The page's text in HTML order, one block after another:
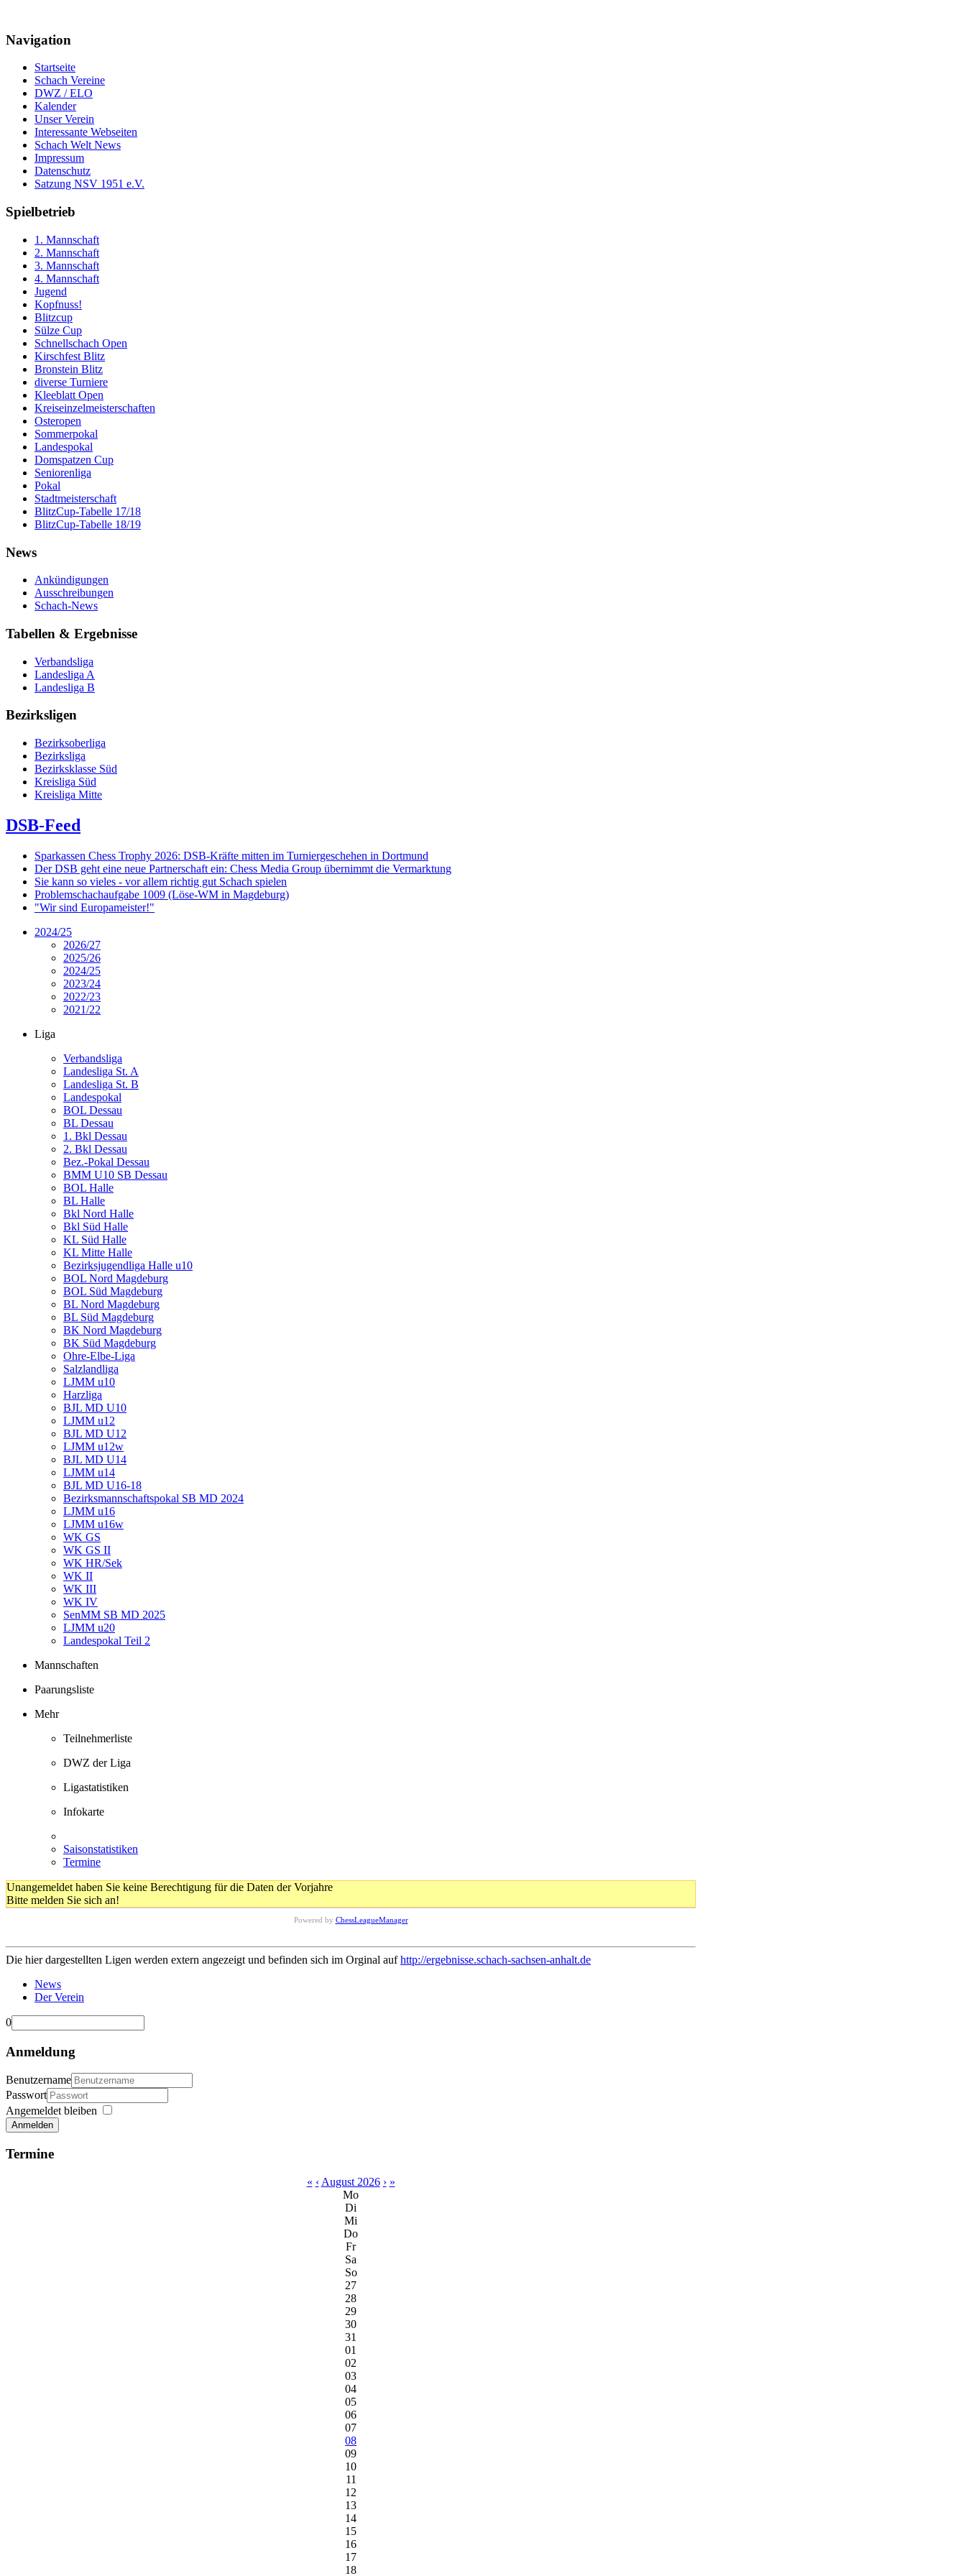
Navigation
Startseite
Schach Vereine
DWZ / ELO
Kalender
Unser Verein
Interessante Webseiten
Schach Welt News
Impressum
Datenschutz
Satzung NSV 1951 e.V.
Spielbetrieb
1. Mannschaft
2. Mannschaft
3. Mannschaft
4. Mannschaft
Jugend
Kopfnuss!
Blitzcup
Sülze Cup
Schnellschach Open
Kirschfest Blitz
Bronstein Blitz
diverse Turniere
Kleeblatt Open
Kreiseinzelmeisterschaften
Osteropen
Sommerpokal
Landespokal
Domspatzen Cup
Seniorenliga
Pokal
Stadtmeisterschaft
BlitzCup-Tabelle 17/18
BlitzCup-Tabelle 18/19
News
Ankündigungen
Ausschreibungen
Schach-News
Tabellen & Ergebnisse
Verbandsliga
Landesliga A
Landesliga B
Bezirksligen
Bezirksoberliga
Bezirksliga
Bezirksklasse Süd
Kreisliga Süd
Kreisliga Mitte
DSB-Feed
Sparkassen Chess Trophy 2026: DSB-Kräfte mitten im Turniergeschehen in Dortmund
Der DSB geht eine neue Partnerschaft ein: Chess Media Group übernimmt die Vermarktung
Sie kann so vieles - vor allem richtig gut Schach spielen
Problemschachaufgabe 1009 (Löse-WM in Magdeburg)
"Wir sind Europameister!"
2024/25
2026/27
2025/26
2024/25
2023/24
2022/23
2021/22
Liga
Verbandsliga
Landesliga St. A
Landesliga St. B
Landespokal
BOL Dessau
BL Dessau
1. Bkl Dessau
2. Bkl Dessau
Bez.-Pokal Dessau
BMM U10 SB Dessau
BOL Halle
BL Halle
Bkl Nord Halle
Bkl Süd Halle
KL Süd Halle
KL Mitte Halle
Bezirksjugendliga Halle u10
BOL Nord Magdeburg
BOL Süd Magdeburg
BL Nord Magdeburg
BL Süd Magdeburg
BK Nord Magdeburg
BK Süd Magdeburg
Ohre-Elbe-Liga
Salzlandliga
LJMM u10
Harzliga
BJL MD U10
LJMM u12
BJL MD U12
LJMM u12w
BJL MD U14
LJMM u14
BJL MD U16-18
Bezirksmannschaftspokal SB MD 2024
LJMM u16
LJMM u16w
WK GS
WK GS II
WK HR/Sek
WK II
WK III
WK IV
SenMM SB MD 2025
LJMM u20
Landespokal Teil 2
Mannschaften
Paarungsliste
Mehr
Teilnehmerliste
DWZ der Liga
Ligastatistiken
Infokarte
Saisonstatistiken
Termine
Unangemeldet haben Sie keine Berechtigung für die Daten der Vorjahre
Bitte melden Sie sich an!
Powered by ChessLeagueManager
Die hier dargestellten Ligen werden extern angezeigt und befinden sich im Orginal aufhttp://ergebnisse.schach-sachsen-anhalt.de
News
Der Verein
0
Anmeldung
Benutzername
Passwort
Angemeldet bleiben
Anmelden
Termine
« ‹ August 2026 › »
Mo
Di
Mi
Do
Fr
Sa
So
27
28
29
30
31
01
02
03
04
05
06
07
08
09
10
11
12
13
14
15
16
17
18